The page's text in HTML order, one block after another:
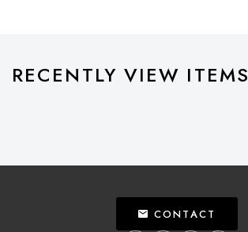
RECENTLY VIEW ITEMS
CONTACT